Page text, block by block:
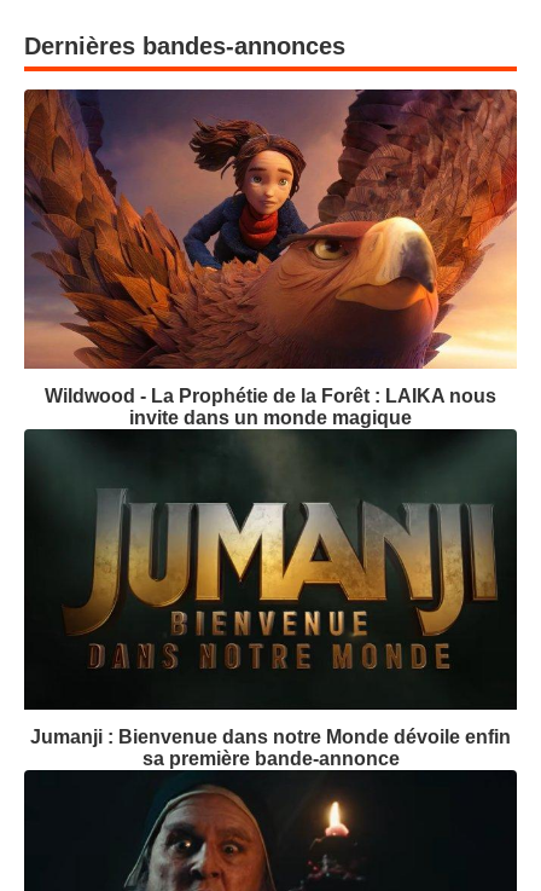
Dernières bandes-annonces
Wildwood - La Prophétie de la Forêt : LAIKA nous
invite dans un monde magique
Jumanji : Bienvenue dans notre Monde dévoile enfin
sa première bande-annonce